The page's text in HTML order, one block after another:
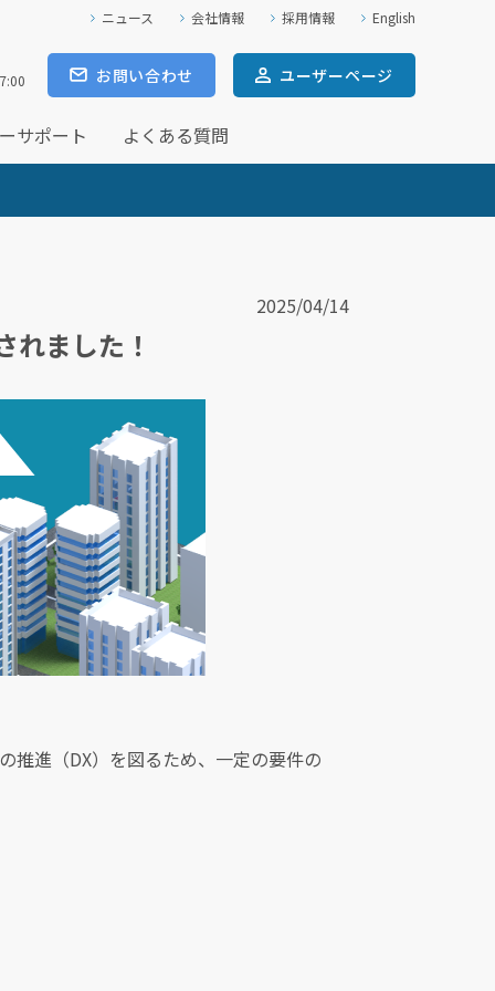
お問い合わせ ユーザーページ
サポート よくある質問
ニュース 会社情報 採用情報 English
2025/04/14
ました！
推進（DX）を図るため、一定の要件の